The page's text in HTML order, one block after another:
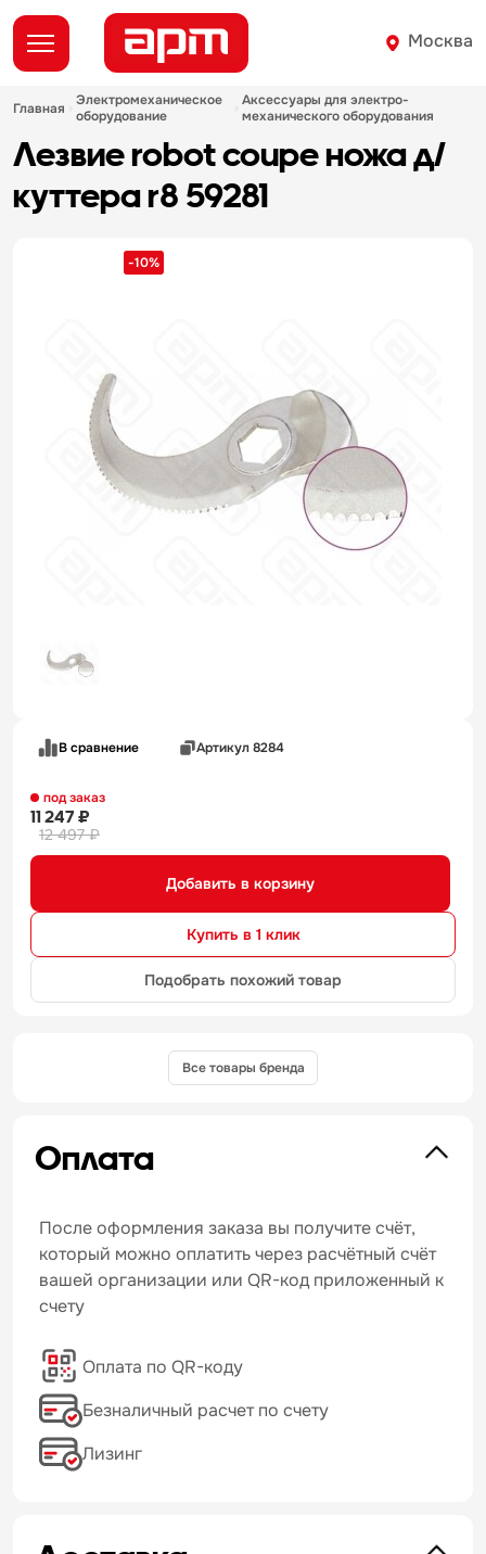
Москва
главная
электромеханическое
оборудование
аксессуары для электро-
механического оборудования
лезвие robot coupe ножа д/
куттера r8 59281
-10%
В сравнение Артикул 8284
под заказ
11 247 ₽
12 497 ₽
Добавить в корзину
Купить в 1 клик
Подобрать похожий товар
Все товары бренда
Оплата
После оформления заказа вы получите счёт,
который можно оплатить через расчётный счёт
вашей организации или QR-код приложенный к
счету
Оплата по QR-коду
Безналичный расчет по счету
Лизинг